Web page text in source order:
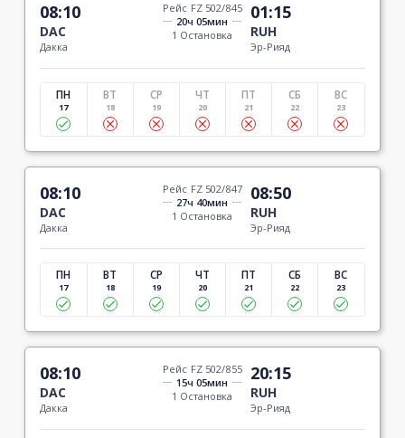
08:10
DAC
Дакка
Рейс FZ 502/845
20ч 05мин
1 Остановка
01:15
RUH
Эр-Рияд
ПН
17
ВТ
18
СР
19
ЧТ
20
ПТ
21
СБ
22
ВС
23
08:10
DAC
Дакка
Рейс FZ 502/847
27ч 40мин
1 Остановка
08:50
RUH
Эр-Рияд
ПН
17
ВТ
18
СР
19
ЧТ
20
ПТ
21
СБ
22
ВС
23
08:10
DAC
Дакка
Рейс FZ 502/855
15ч 05мин
1 Остановка
20:15
RUH
Эр-Рияд